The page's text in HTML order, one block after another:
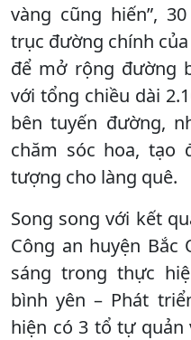
vàng cũng hiến”,
trục đường chính
để mở rộng đường
với tổng chiều dài
bên tuyến đường,
chăm sóc hoa, tạo
tượng cho làng quê.
Song song với kết
Công an huyện Bắc
sáng trong thực
bình yên – Phát
hiện có 3 tổ tự